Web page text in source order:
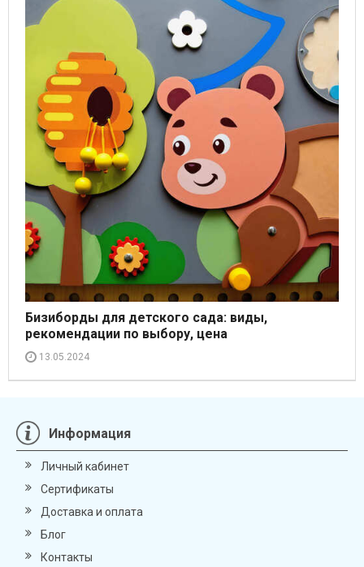
Бизиборды для детского сада: виды,
рекомендации по выбору, цена
13.05.2024
Информация
Личный кабинет
Сертификаты
Доставка и оплата
Блог
Контакты